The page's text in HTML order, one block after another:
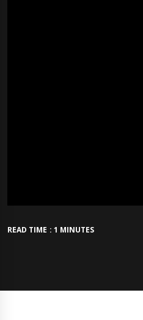
READ TIME : 1 MINUTES